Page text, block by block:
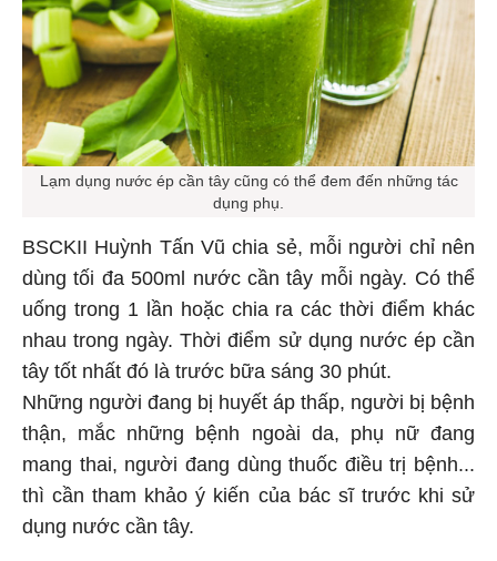
Lạm dụng nước ép cần tây cũng có thể đem đến những tác
dụng phụ.
BSCKII Huỳnh Tấn Vũ chia sẻ, mỗi người chỉ nên
dùng tối đa 500ml nước cần tây mỗi ngày. Có thể
uống trong 1 lần hoặc chia ra các thời điểm khác
nhau trong ngày. Thời điểm sử dụng nước ép cần
tây tốt nhất đó là trước bữa sáng 30 phút.
Những người đang bị huyết áp thấp, người bị bệnh
thận, mắc những bệnh ngoài da, phụ nữ đang
mang thai, người đang dùng thuốc điều trị bệnh...
thì cần tham khảo ý kiến của bác sĩ trước khi sử
dụng nước cần tây.